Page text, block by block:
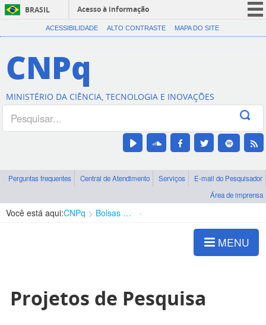
BRASIL
Acesso à informação
CORONAVÍRUS (COVID-19)
Canais
ACESSIBILIDADE ALTO CONTRASTE MAPA DO SITE
CNPq
MINISTÉRIO DA CIÊNCIA, TECNOLOGIA E INOVAÇÕES
Perguntas frequentes Central de Atendimento Serviços
E-mail do Pesquisador
Área de imprensa
Você está aqui:CNPq Bolsas e Auxílios Vigentes
MENU
Projetos de Pesquisa